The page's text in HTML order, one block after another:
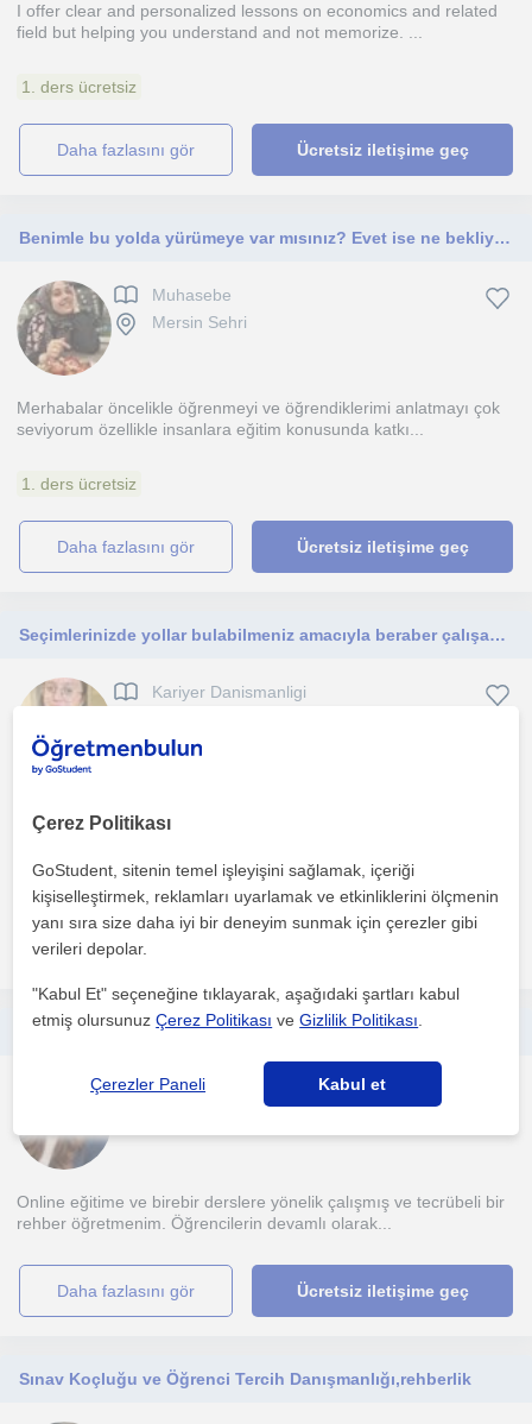
I offer clear and personalized lessons on economics and related
field but helping you understand and not memorize. ...
1. ders ücretsiz
daha fazlasını gör Ücretsiz iletişime geç
Benimle bu yolda yürümeye var mısınız? Evet ise ne bekliyorsunuz hadi beraber öğrenelim.
Muhasebe
Mersin Sehri
Merhabalar öncelikle öğrenmeyi ve öğrendiklerimi anlatmayı çok
seviyorum özellikle insanlara eğitim konusunda katkı...
1. ders ücretsiz
daha fazlasını gör Ücretsiz iletişime geç
Seçimlerinizde yollar bulabilmeniz amacıyla beraber çalışabiliriz
Kariyer Danismanligi
olmaktadır. Size özel envanterler uygulayarak, ilgi...
1. ders ücretsiz
daha fazlasını gör
Kariyer Danismanligi
Online eğitime ve birebir derslere yönelik çalışmış ve tecrübeli bir
rehber öğretmenim. Öğrencilerin devamlı olarak...
daha fazlasını gör Ücretsiz iletişime geç
Sınav Koçluğu ve Öğrenci Tercih Danışmanlığı,rehberlik
Çerez Politikası
GoStudent, sitenin temel işleyişini sağlamak, içeriği
kişiselleştirmek, reklamları uyarlamak ve etkinliklerini ölçmenin
yanı sıra size daha iyi bir deneyim sunmak için çerezler gibi
verileri depolar.
"Kabul Et" seçeneğine tıklayarak, aşağıdaki şartları kabul
etmiş olursunuzÇerez Politikası veGizlilik Politikası
Çerezler Paneli Kabul et